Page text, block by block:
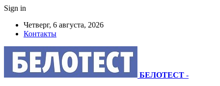
Sign in
Четверг, 6 августа, 2026
Контакты
БЕЛОТЕСТ -